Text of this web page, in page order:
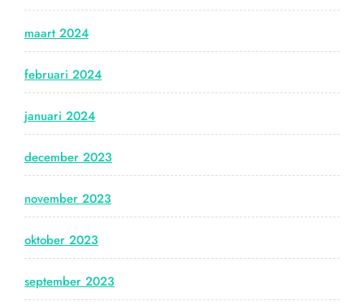
maart 2024
februari 2024
januari 2024
december 2023
november 2023
oktober 2023
september 2023